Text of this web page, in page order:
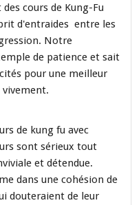
cours de Kung-Fu
d'entraides  entre les
Notre
de patience et sait
pour une meilleur
vivement.
de kung fu avec
sont sérieux tout
et détendue.
dans une cohésion de
douteraient de leur